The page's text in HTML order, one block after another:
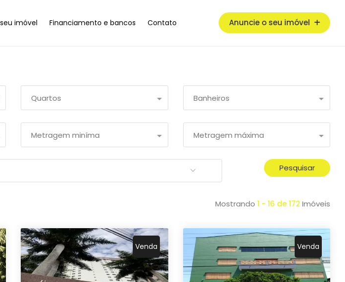
imóvel Financiamento e bancos Contato Anuncie o seu imóvel
Quartos Banheiros
Metragem miníma Metragem máxima
Pesquisar
Mostrando 1 - 16 de 172 Imóveis
Venda Venda